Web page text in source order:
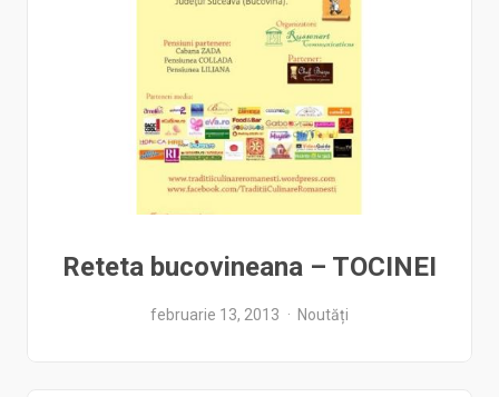
Reteta bucovineana – TOCINEI
februarie 13, 2013 Noutăți